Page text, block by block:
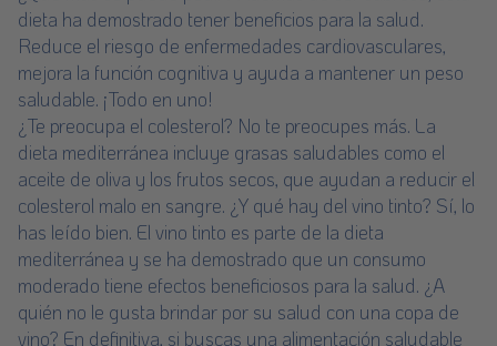
dieta ha demostrado tener beneficios para la salud.
Reduce el riesgo de enfermedades cardiovasculares,
mejora la función cognitiva y ayuda a mantener un peso
saludable. ¡Todo en uno!
¿Te preocupa el colesterol? No te preocupes más. La
dieta mediterránea incluye grasas saludables como el
aceite de oliva y los frutos secos, que ayudan a reducir el
colesterol malo en sangre. ¿Y qué hay del vino tinto? Sí, lo
has leído bien. El vino tinto es parte de la dieta
mediterránea y se ha demostrado que un consumo
moderado tiene efectos beneficiosos para la salud. ¿A
quién no le gusta brindar por su salud con una copa de
vino? En definitiva, si buscas una alimentación saludable